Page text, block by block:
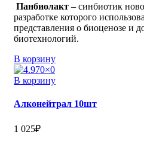
Панбиолакт – синбиотик
разработке которого
представления о биоценозе и
биотехнологий.
В корзину
В корзину
Алконейтрал 10шт
1 025₽